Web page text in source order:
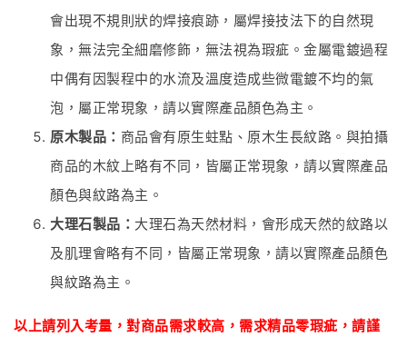
會出現不規則狀的焊接痕跡，屬焊接技法下的自然現
象，無法完全細磨修飾，無法視為瑕疵。金屬電鍍過程
中偶有因製程中的水流及溫度造成些微電鍍不均的氣
泡，屬正常現象，請以實際產品顏色為主。
原木製品： 商品會有原生蛀點、原木生長紋路。與拍攝
商品的木紋上略有不同，皆屬正常現象，請以實際產品
顏色與紋路為主。
大理石製品： 大理石為天然材料，會形成天然的紋路以
及肌理會略有不同，皆屬正常現象，請以實際產品顏色
與紋路為主。
以上請列入考量，對商品需求較高，需求精品零瑕疵 ， 請謹